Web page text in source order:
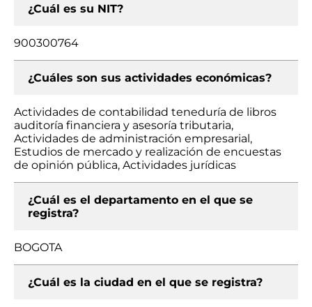
¿Cuál es su NIT?
900300764
¿Cuáles son sus actividades económicas?
Actividades de contabilidad teneduría de libros
auditoría financiera y asesoría tributaria,
Actividades de administración empresarial,
Estudios de mercado y realización de encuestas
de opinión pública, Actividades jurídicas
¿Cuál es el departamento en el que se
registra?
BOGOTA
¿Cuál es la ciudad en el que se registra?